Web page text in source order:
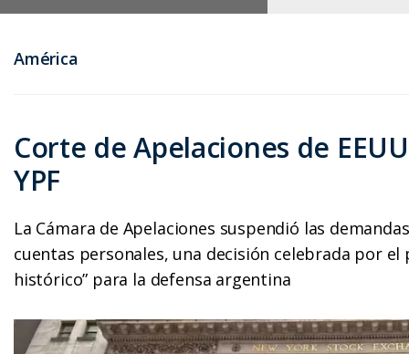
América
Corte de Apelaciones de
YPF
La Cámara de Apelaciones suspendió las
cuentas personales, una decisión celebrada por
histórico” para la defensa argentina